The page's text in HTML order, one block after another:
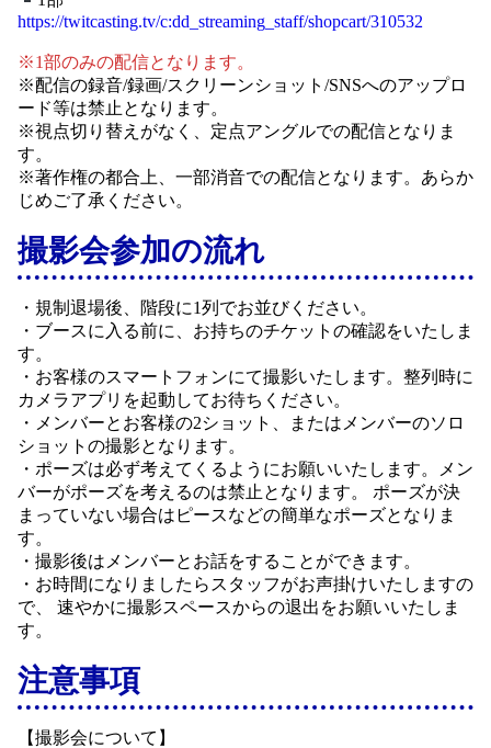
https://twitcasting.tv/c:dd_streaming_staff/shopcart/310532
※1部のみの配信となります。
※配信の録音/録画/スクリーンショット/SNSへのアップロ
ード等は禁止となります。
※視点切り替えがなく、定点アングルでの配信となりま
す。
※著作権の都合上、一部消音での配信となります。あらか
じめご了承ください。
撮影会参加の流れ
・規制退場後、階段に1列でお並びください。
・ブースに入る前に、お持ちのチケットの確認をいたしま
す。
・お客様のスマートフォンにて撮影いたします。整列時に
カメラアプリを起動してお待ちください。
・メンバーとお客様の2ショット、またはメンバーのソロ
ショットの撮影となります。
・ポーズは必ず考えてくるようにお願いいたします。メン
バーがポーズを考えるのは禁止となります。 ポーズが決
まっていない場合はピースなどの簡単なポーズとなりま
す。
・撮影後はメンバーとお話をすることができます。
・お時間になりましたらスタッフがお声掛けいたしますの
で、 速やかに撮影スペースからの退出をお願いいたしま
す。
注意事項
【撮影会について】